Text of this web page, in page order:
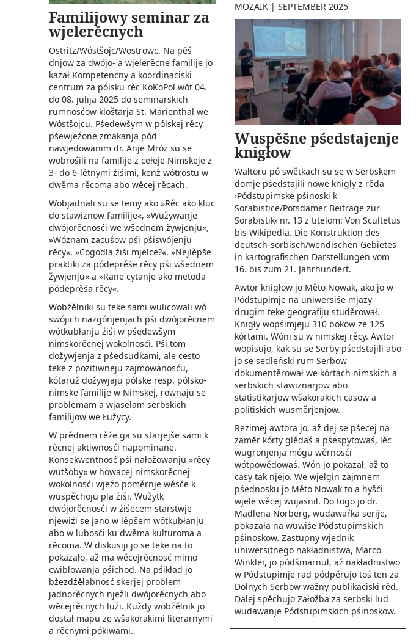
Familijowy seminar za
wjelerěcnych
Ostritz/Wóstšojc/Wostrowc. Na pěś
dnjow za dwójo- a wjelerěcne familije jo
kazał Kompetencny a koordinaciski
centrum za pólsku rěc KoKoPol wót 04.
do 08. julija 2025 do seminarskich
rumnosćow kloštarja St. Marienthal we
Wóstšojcu. Pśedewšym w pólskej rěcy
pśewjeźone zmakanja pód
nawjedowanim dr. Anje Mróz su se
wobrośili na familije z cełeje Nimskeje z
3- do 6-lětnymi źiśimi, kenž wótrostu w
dwěma rěcoma abo wěcej rěcach.
Wobjadnali su se temy ako »Rěc ako kluc
do stawiznow familije«, »Wužywanje
dwójorěcnosći we wšednem žywjenju«,
»Wóznam zacuśow pśi pśiswójenju
rěcy«, »Cogodla źiśi mjelce?«, »Nejlěpše
praktiki za pódeprěśe rěcy pśi wšednem
žywjenju« a »Rane cytanje ako metoda
pódeprěśa rěcy«.
Wobźělniki su teke sami wulicowali wó
swójich nazgónjenjach pśi dwójorěcnem
wótkubłanju źiśi w pśedewšym
nimskorěcnej wokolnosći. Pśi tom
dožywjenja z pśedsudkami, ale cesto
teke z pozitiwneju zajmowanosću,
kótaruž dožywjaju pólske resp. pólsko-
nimske familije w Nimskej, rownaju se
problemam a wjaselam serbskich
familijow we Łužycy.
W prědnem rěźe ga su starjejše sami k
rěcnej aktiwnosći napominane.
Konsekwentnosć pśi nałožowanju »rěcy
wutšoby« w howacej nimskorěcnej
wokolnosći wjeźo poměrnje wěsće k
wuspěchoju pla źiśi. Wužytk
dwójorěcnosći w źiśecem starstwje
njewiźi se jano w lěpšem wótkubłanju
abo w lubosći ku dwěma kulturoma a
rěcoma. W diskusiji jo se teke na to
pokazało, až ma wěcejrěcnosć mimo
cwiblowanja pśichod. Na pśikład jo
bźezdźěłabnosć skerjej problem
jadnorěcnych nježli dwójorěcnych abo
wěcejrěcnych luźi. Kuždy wobźělnik jo
dostał mapu ze wšakorakimi literarnymi
a rěcnymi pókiwami.
MOZAIK| SEPTEMBER 2025
Wuspěšne pśedstajenje
knigłow
Wałtoru pó swětkach su se w Serbskem
domje pśedstajili nowe knigły z rěda
›Pódstupimske pśinoski k
Sorabistice/Potsdamer Beiträge zur
Sorabistik‹ nr. 13 z titelom: Von Scultetus
bis Wikipedia. Die Konstruk­tion des
deutsch-sorbisch/wendischen Gebietes
in kartografischen Darstellungen vom
16. bis zum 21. Jahrhundert.
Awtor knigłow jo Měto Nowak, ako jo w
Pódstupimje na uniwersiśe mjazy
drugim teke geografiju studěrował.
Knigły wopśimjeju 310 bokow ze 125
kórtami. Wóni su w nimskej rěcy. Awtor
wopisujo, kak su se Serby pśedstajili abo
jo se sedleński rum Serbow
dokumentěrował we kórtach nimskich a
serbskich stawiznarjow abo
statistikarjow wšakorakich casow a
politiskich wusměrjenjow.
Rezimej awtora jo, až dej se pśecej na
zaměr kórty glědaś a pśespytowaś, lěc
wugronjenja mógu wěrnosći
wótpowědowaś. Wón jo pokazał, až to
casy tak njejo. We wjelgin zajmnem
pśednosku jo Měto Nowak to a hyšći
wjele wěcej wujasnił. Do togo jo dr.
Madlena Norberg, wudawaŕka serije,
pokazała na wuwiśe Pódstupimskich
pśinoskow. Zastupny wjednik
uniwersitnego nakładnistwa, Marco
Winkler, jo pódšmarnuł, až nakładnistwo
w Pódstupimje rad pódpěrujo toś ten za
Dolnych Serbow wažny publikaciski rěd.
Dalej spěchujo Załožba za serbski lud
wudawanje Pódstupimskich pśinoskow.